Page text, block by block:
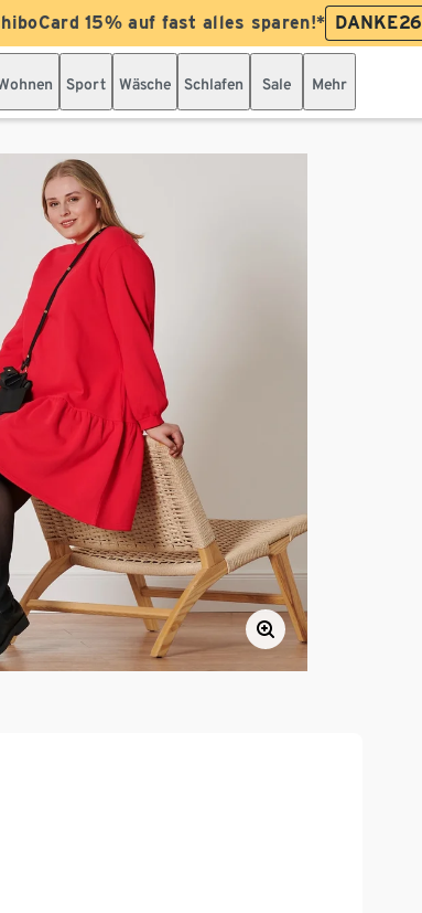
15% auf fast alles sparen!* DANKE26
Sport Wäsche Schlafen Sale Mehr